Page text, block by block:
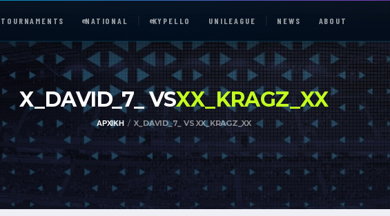
TOURNAMENTS eNATIONAL eKYPELLO UNILEAGUE NEWS ABOUT
e NATIONAL
UNILEAGUE
X_DAVID_7_ VSXX_KRAGZ_XX
ΑΡΧΙΚΉ X_DAVID_7_ VS XX_KRAGZ_XX